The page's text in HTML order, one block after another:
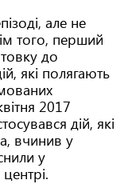
але не
того, перший
до
які полягають
2017
дій, які
вчинив у
у